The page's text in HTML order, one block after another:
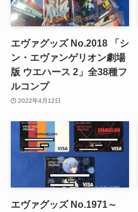
エヴァグッズ No.2018 「シ
ン・エヴァンゲリオン劇場
版 ウエハース 2」全38種フ
ルコンプ
2022年4月12日
エヴァグッズ No.1971～